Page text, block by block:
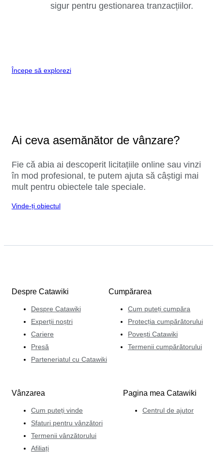
sigur pentru gestionarea tranzacțiilor.
Începe să explorezi
Ai ceva asemănător de vânzare?
Fie că abia ai descoperit licitațiile online sau vinzi
în mod profesional, te putem ajuta să câștigi mai
mult pentru obiectele tale speciale.
Vinde-ți obiectul
Despre Catawiki
Despre Catawiki
Experții noștri
Cariere
Presă
Parteneriatul cu Catawiki
Cumpărarea
Cum puteți cumpăra
Protecția cumpărătorului
Povești Catawiki
Termenii cumpărătorului
Vânzarea
Cum puteți vinde
Sfaturi pentru vânzători
Termenii vânzătorului
Afiliați
Pagina mea Catawiki
Centrul de ajutor